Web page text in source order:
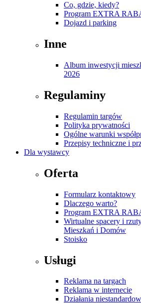
Co, gdzie, kiedy?
Program EXTRA
Dojazd i parking
Inne
Album inwestycji
2026
Regulaminy
Regulamin targów
Polityka prywatności
Ogólne warunki
Przepisy techniczne i
Dla wystawcy
Oferta
Formularz kontaktowy
Dlaczego warto?
Program EXTRA
Wirtualne spacery i
Mieszkań i Domów
Stoisko
Usługi
Reklama na targach
Reklama w internecie
Działania